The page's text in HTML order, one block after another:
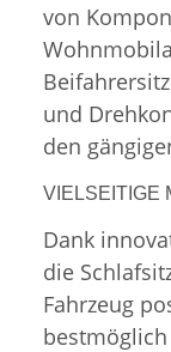
von
und
den
VIELSEITIGE
Dank
die
Fahrzeug